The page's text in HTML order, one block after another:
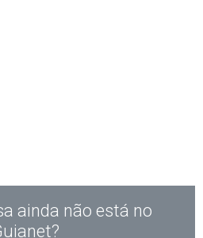
ainda não está no